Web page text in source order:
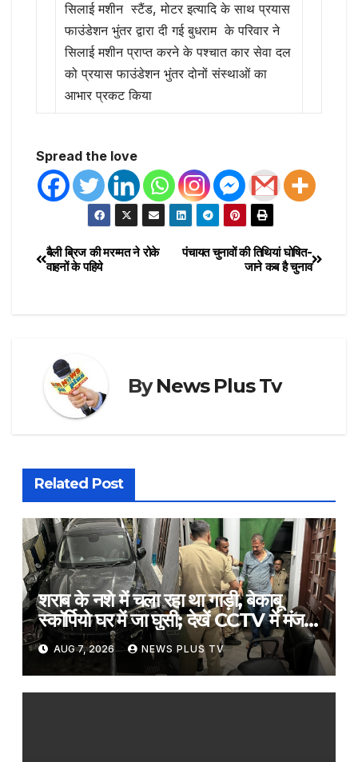
सिलाई मशीन स्टैंड, मोटर इत्यादि के साथ प्रयास
फाउंडेशन भुंतर द्वारा दी गई बुधराम के परिवार ने
सिलाई मशीन प्राप्त करने के पश्चात कार सेवा दल
को प्रयास फाउंडेशन भुंतर दोनों संस्थाओं का
आभार प्रकट किया
Spread the love
पंचायत चुनावों की तिथियां घोषित-
जाने कब है चुनाव
बैली ब्रिज की मरम्मत ने रोके
वाहनों के पहिये
ByNews Plus Tv
Related Post
शराब के नशे में चला रहा था गाड़ी, बेकाबू
स्कॉर्पियो घर में जा घुसी; देखें CCTV में मंजर​
on August 6, 2026 at 5:02 pm
AUG 7, 2026 NEWS PLUS TV